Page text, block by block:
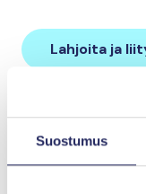
Suostumus
Lahjoita ja